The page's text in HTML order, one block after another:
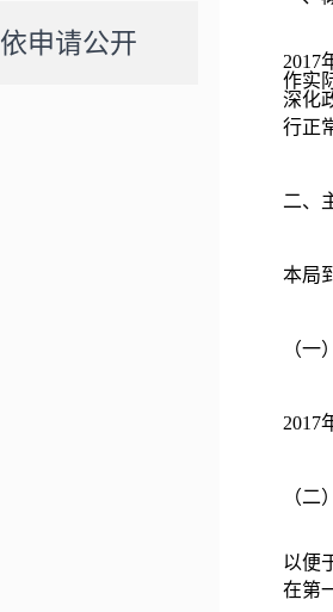
依申请公开
201 7
作实
深化
行正
二、
本局
（一
201 7
（二
以便
在第